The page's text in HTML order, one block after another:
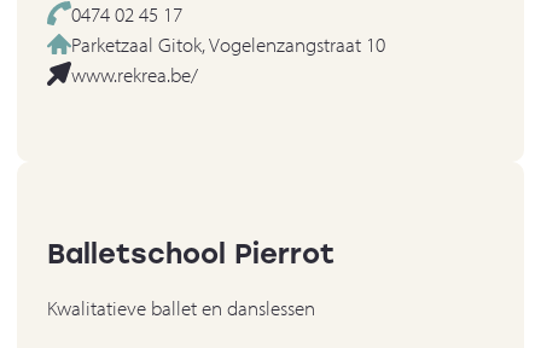
0474 02 45 17
Parketzaal Gitok, Vogelenzangstraat 10
www.rekrea.be/
Balletschool Pierrot
Kwalitatieve ballet en danslessen